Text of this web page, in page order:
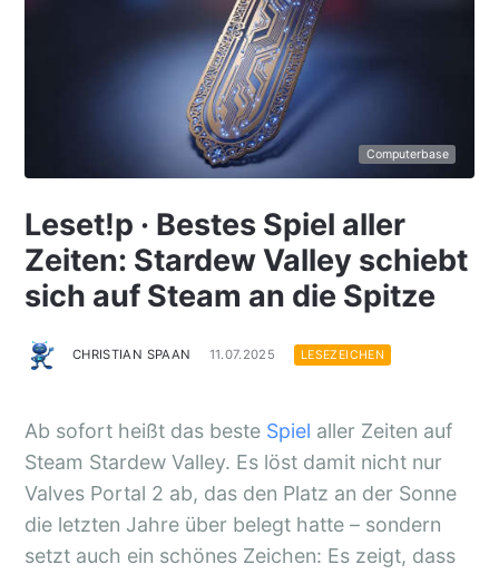
Computerbase
Leset!p · Bestes Spiel aller
Zeiten: Stardew Valley schiebt
sich auf Steam an die Spitze
CHRISTIAN SPAAN 11.07.2025 LESEZEICHEN
Ab sofort heißt das beste Spiel aller Zeiten auf
Steam Stardew Valley. Es löst damit nicht nur
Valves Portal 2 ab, das den Platz an der Sonne
die letzten Jahre über belegt hatte – sondern
setzt auch ein schönes Zeichen: Es zeigt, dass